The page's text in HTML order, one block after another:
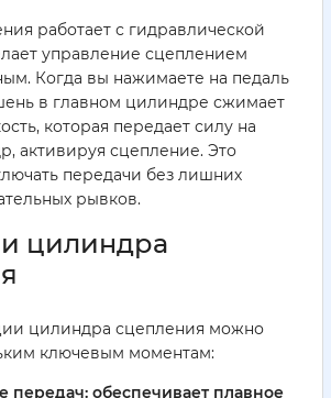
работает с гидравлической
управление сцеплением
Когда вы нажимаете на педаль
в главном цилиндре сжимает
которая передает силу на
активируя сцепление. Это
передачи без лишних
рывков.
цилиндра
цилиндра сцепления можно
ключевым моментам:
передач: обеспечивает плавное